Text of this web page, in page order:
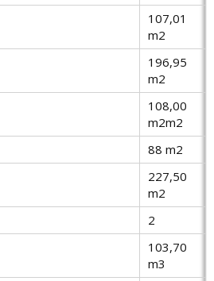
107,01
m2
196,95
m2
108,00
m2m2
88 m2
227,50
m2
2
103,70
m3